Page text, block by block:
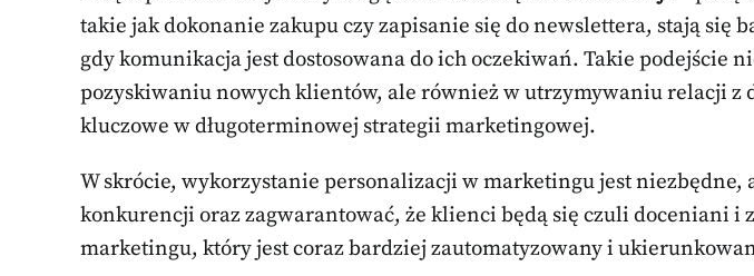
takie jak dokonanie zakupu czy zapisanie się do newslettera, stają się
gdy komunikacja jest dostosowana do ich oczekiwań. Takie podejście
pozyskiwaniu nowych klientów, ale również w utrzymywaniu relacji z
kluczowe w długoterminowej strategii marketingowej.
W skrócie, wykorzystanie personalizacji w marketingu jest niezbędne,
konkurencji oraz zagwarantować, że klienci będą się czuli doceniani i
marketingu, który jest coraz bardziej zautomatyzowany i